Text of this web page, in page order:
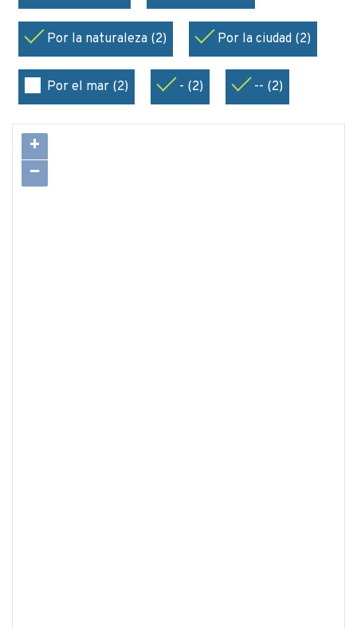
Por la naturaleza (2) Por la ciudad (2)
Por el mar (2) - (2) -- (2)
+
−